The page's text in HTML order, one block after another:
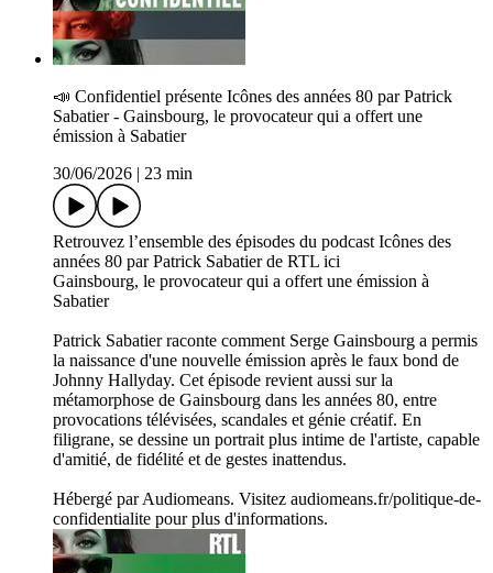
📣 C­onfidentiel présente Icônes des années 80 par Patrick
Sabatier - Gainsbourg, le provocateur qui a offert une
émission à Sabatier
30/06/2026
23 min
Retrouvez l’ensemble des épisodes du podcast Icônes des
années 80 par Patrick Sabatier de RTL ici
Gainsbourg, le provocateur qui a offert une émission à
Sabatier
Patrick Sabatier raconte comment Serge Gainsbourg a permis
la naissance d'une nouvelle émission après le faux bond de
Johnny Hallyday. Cet épisode revient aussi sur la
métamorphose de Gainsbourg dans les années 80, entre
provocations télévisées, scandales et génie créatif. En
filigrane, se dessine un portrait plus intime de l'artiste, capable
d'amitié, de fidélité et de gestes inattendus.
Hébergé par Audiomeans. Visitez audiomeans.fr/politique-de-
confidentialite pour plus d'informations.